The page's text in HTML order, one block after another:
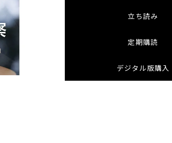
立ち読み
定期購読
デジタル版購入